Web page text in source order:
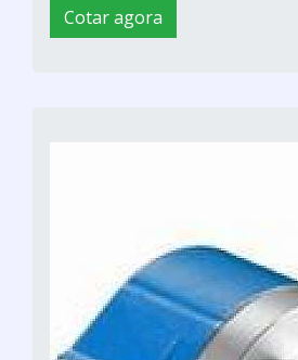
Cotar agora